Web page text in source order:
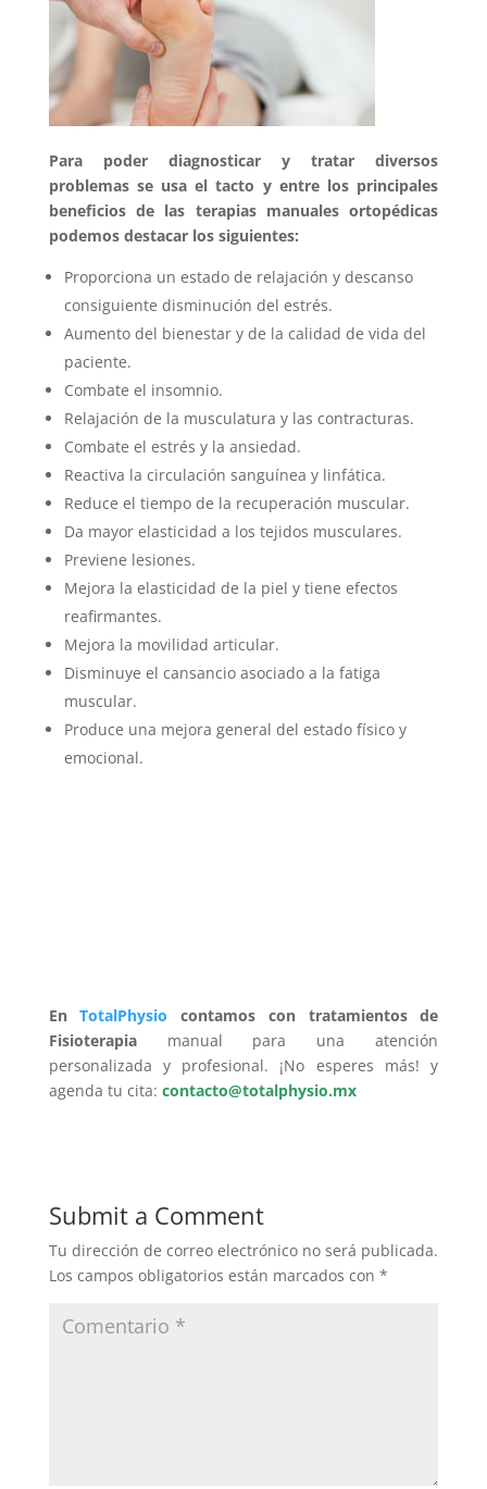
Para poder diagnosticar y tratar diversos
problemas se usa el tacto y entre los principales
beneficios de las terapias manuales ortopédicas
podemos destacar los siguientes:
Proporciona un estado de relajación y descanso
consiguiente disminución del estrés.
Aumento del bienestar y de la calidad de vida del
paciente.
Combate el insomnio.
Relajación de la musculatura y las contracturas.
Combate el estrés y la ansiedad.
Reactiva la circulación sanguínea y linfática.
Reduce el tiempo de la recuperación muscular.
Da mayor elasticidad a los tejidos musculares.
Previene lesiones.
Mejora la elasticidad de la piel y tiene efectos
reafirmantes.
Mejora la movilidad articular.
Disminuye el cansancio asociado a la fatiga
muscular.
Produce una mejora general del estado físico y
emocional.
EnTotalPhysio contamos con tratamientos de
Fisioterapiamanual para una atención
personalizada y profesional. ¡No esperes más! y
agenda tu cita: contacto@totalphysio.mx
Submit a Comment
Tu dirección de correo electrónico no será publicada.
Los campos obligatorios están marcados con *